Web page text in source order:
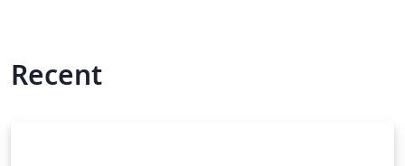
Recent